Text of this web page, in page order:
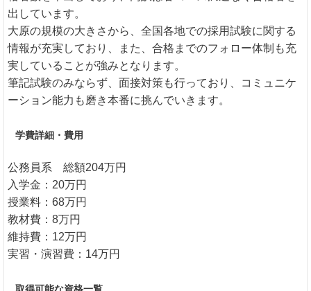
出しています。
大原の規模の大きさから、全国各地での採用試験に関する
情報が充実しており、また、合格までのフォロー体制も充
実していることが強みとなります。
筆記試験のみならず、面接対策も行っており、コミュニケ
ーション能力も磨き本番に挑んでいきます。
学費詳細・費用
公務員系 総額204万円
入学金：20万円
授業料：68万円
教材費：8万円
維持費：12万円
実習・演習費：14万円
取得可能な資格一覧